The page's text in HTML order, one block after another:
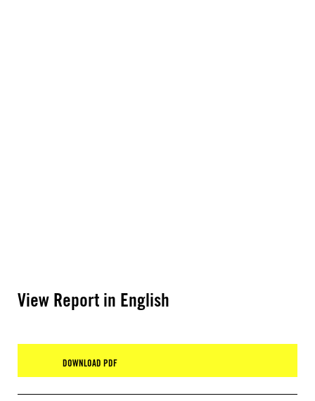
View Report in English
DOWNLOAD PDF